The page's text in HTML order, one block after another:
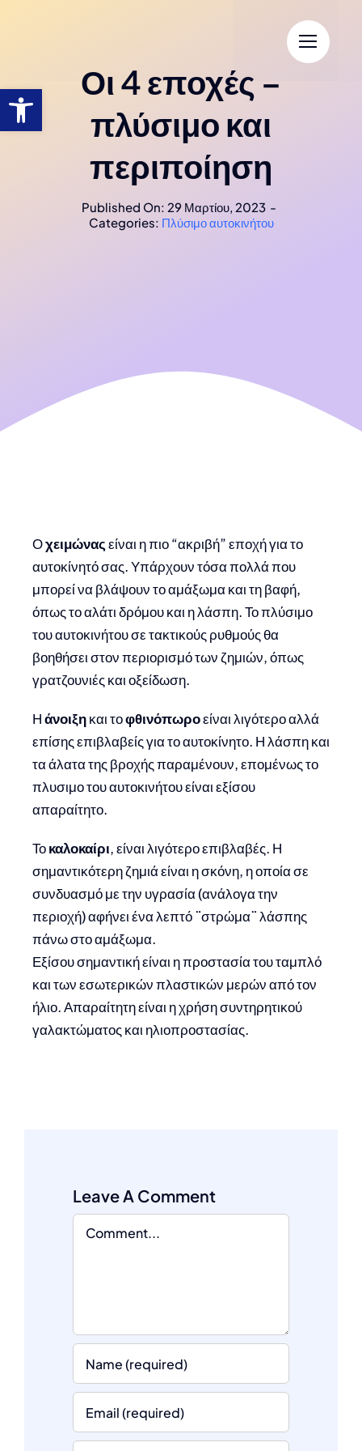
Οι 4 εποχές –
πλύσιμο και
περιποίηση
Published On: 29 Μαρτίου, 2023 -
Categories: Πλύσιμο αυτοκινήτου
Οχειμώναςείναι η πιο “ακριβή” εποχή για το
αυτοκίνητό σας. Υπάρχουν τόσα πολλά που
μπορεί να βλάψουν το αμάξωμα και τη βαφή,
όπως το αλάτι δρόμου και η λάσπη. Το πλύσιμο
του αυτοκινήτου σε τακτικούς ρυθμούς θα
βοηθήσει στον περιορισμό των ζημιών, όπως
γρατζουνιές και οξείδωση.
Ηάνοιξηκαι τοφθινόπωροείναι λιγότερο αλλά
επίσης επιβλαβείς για το αυτοκίνητο. Η λάσπη και
τα άλατα της βροχής παραμένουν, επομένως το
πλυσιμο του αυτοκινήτου είναι εξίσου
απαραίτητο.
Τοκαλοκαίρι, είναι λιγότερο επιβλαβές. Η
σημαντικότερη ζημιά είναι η σκόνη, η οποία σε
συνδυασμό με την υγρασία (ανάλογα την
περιοχή) αφήνει ένα λεπτό ¨στρώμα¨ λάσπης
πάνω στο αμάξωμα.
Εξίσου σημαντική είναι η προστασία του ταμπλό
και των εσωτερικών πλαστικών μερών από τον
ήλιο. Απαραίτητη είναι η χρήση συντηρητικού
γαλακτώματος και ηλιοπροστασίας.
Leave A Comment